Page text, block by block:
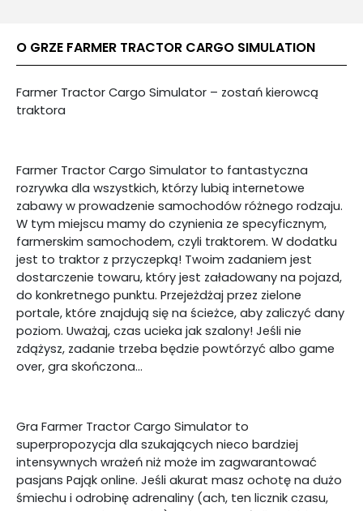
O GRZE FARMER TRACTOR CARGO SIMULATION
Farmer Tractor Cargo Simulator – zostań kierowcą
traktora
Farmer Tractor Cargo Simulator to fantastyczna
rozrywka dla wszystkich, którzy lubią internetowe
zabawy w prowadzenie samochodów różnego rodzaju.
W tym miejscu mamy do czynienia ze specyficznym,
farmerskim samochodem, czyli traktorem. W dodatku
jest to traktor z przyczepką! Twoim zadaniem jest
dostarczenie towaru, który jest załadowany na pojazd,
do konkretnego punktu. Przejeżdżaj przez zielone
portale, które znajdują się na ścieżce, aby zaliczyć dany
poziom. Uważaj, czas ucieka jak szalony! Jeśli nie
zdążysz, zadanie trzeba będzie powtórzyć albo game
over, gra skończona...
Gra Farmer Tractor Cargo Simulator to
superpropozycja dla szukających nieco bardziej
intensywnych wrażeń niż może im zagwarantować
pasjans Pająk online. Jeśli akurat masz ochotę na dużo
śmiechu i odrobinę adrenaliny (ach, ten licznik czasu,